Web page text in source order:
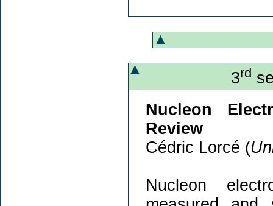
3rd
Nucleon
Review
Cédric Lorcé (
Nucleon